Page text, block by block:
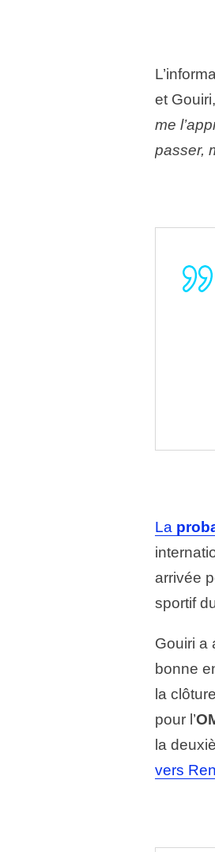
et
me
passer,
La
arrivée
sportif
Gouiri a
bonne
la
pour l’
la
vers